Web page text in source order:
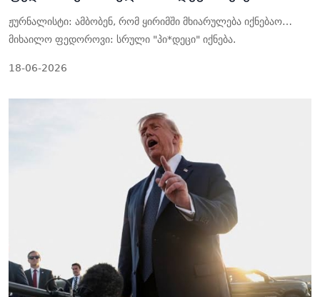
ჟურნალისტი: ამბობენ, რომ ყირიმში მხიარულება იქნებაო…
მიხაილო ფედოროვი: სრული "პი*დეცი" იქნება.
18-06-2026